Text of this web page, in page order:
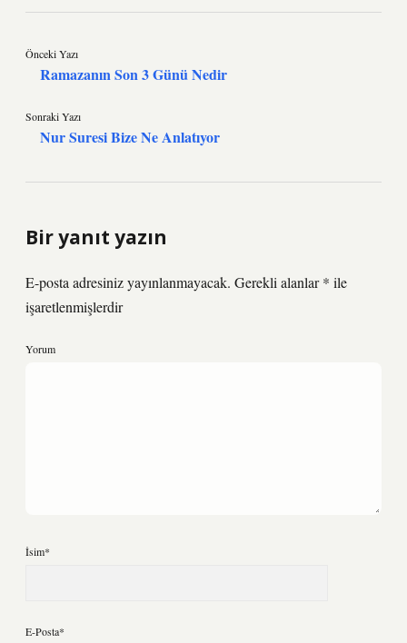
Önceki Yazı
Ramazanın Son 3 Günü Nedir
Sonraki Yazı
Nur Suresi Bize Ne Anlatıyor
Bir yanıt yazın
E-posta adresiniz yayınlanmayacak. Gerekli alanlar* ile
işaretlenmişlerdir
Yorum
İsim*
E-Posta*